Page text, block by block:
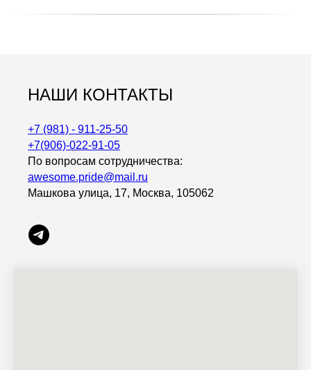
НАШИ КОНТАКТЫ
+7 (981) - 911-25-50
+7(906)-022-91-05
По вопросам сотрудничества:
awesome.pride@mail.ru
Машкова улица, 17, Москва, 105062